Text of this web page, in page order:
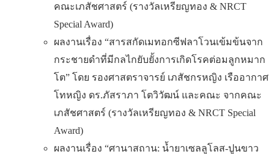
คณะเภสัชศาสตร์ (รางวัลเหรียญทอง & NRCT
Special Award)
ผลงานเรื่อง “สารสกัดเมทอกซีฟลาโวนเข้มข้นจาก
กระชายดำที่มีกลไกยับยั้งการเกิดโรคต่อมลูกหมาก
โต” โดย รองศาสตราจารย์ เภสัชกรหญิง เรืออากาศ
โทหญิง ดร.ภัสราภา โตวิวัฒน์ และคณะ จากคณะ
เภสัชศาสตร์ (รางวัลเหรียญทอง & NRCT Special
Award)
ผลงานเรื่อง “ศานาสถาน: น้ำยาเซลลูโลส-ปูนขาว